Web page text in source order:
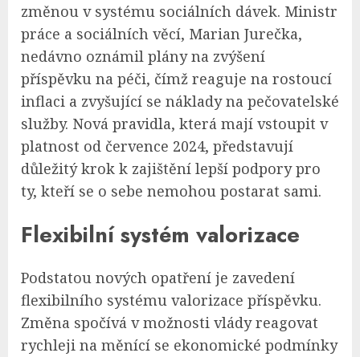
změnou v systému sociálních dávek. Ministr
práce a sociálních věcí, Marian Jurečka,
nedávno oznámil plány na zvýšení
příspěvku na péči, čímž reaguje na rostoucí
inflaci a zvyšující se náklady na pečovatelské
služby. Nová pravidla, která mají vstoupit v
platnost od července 2024, představují
důležitý krok k zajištění lepší podpory pro
ty, kteří se o sebe nemohou postarat sami.
Flexibilní systém valorizace
Podstatou nových opatření je zavedení
flexibilního systému valorizace příspěvku.
Změna spočívá v možnosti vlády reagovat
rychleji na měnící se ekonomické podmínky